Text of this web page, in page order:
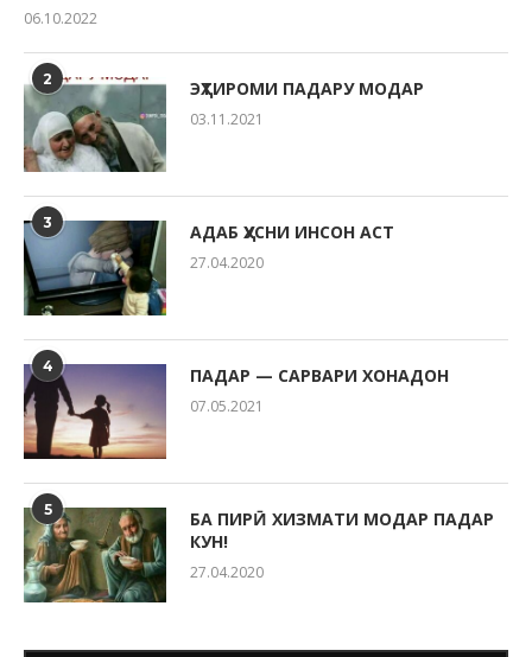
06.10.2022
2 ЭҲТИРОМИ ПАДАРУ МОДАР
03.11.2021
3 АДАБ ҲУСНИ ИНСОН АСТ
27.04.2020
4 ПАДАР — САРВАРИ ХОНАДОН
07.05.2021
5
БА ПИРӢ ХИЗМАТИ МОДАР ПАДАР
КУН!
27.04.2020